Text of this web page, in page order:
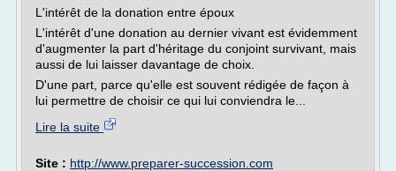
L'intérêt de la donation entre époux
L'intérêt d'une donation au dernier vivant est évidemment
d'augmen­ter la part d'héritage du conjoint survivant, mais
aussi de lui laisser davantage de choix.
D'une part, parce qu'elle est souvent rédigée de façon à
lui permettre de choisir ce qui lui conviendra le...
Lire la suite
Site : http://www.preparer-succession.com